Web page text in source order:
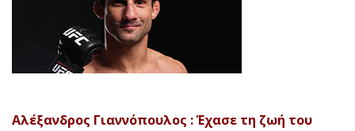
Αλέξανδρος Γιαννόπουλος : Έχασε τη ζωή του